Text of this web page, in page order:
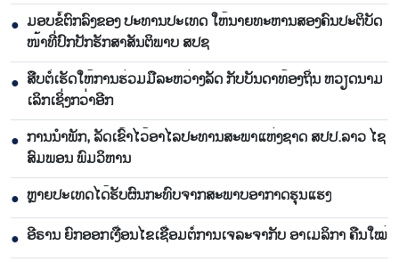
● ມອບ​ຂໍ້​ຕົກ​ລົງ​ຂອງ​ ປະ​ທານ​ປະ​ເທດ ໃຫ້​ນາຍ​ທະ​ຫານ​ສອງ​ຄົນ​ປະ​ຕິ​ບັດ​
ໜ້າ​ທີ່​ປົກ​ປັກ​ຮັກ​ສາ​ສັນ​ຕິ​ພາບ ສ​ປ​ຊ
● ສືບ​ຕໍ່​ເຮັດ​ໃຫ້​ການ​ຮ່ວມມື​ລະ​ຫວ່າງ​ລັດ ກັບ​ບັນ​ດາ​ທ້ອງ​ຖິ່ນ ຫວຽດ​ນາມ
ເລິກ​ເຊິ່ງກວ່າ​ອີກ
● ການ​ນຳ​ພັກ​, ລັດ​ເຂົ້າ​ໄວ້​ອາ​ໄລ​ປະ​ທານ​ສະ​ພາ​ແຫ່ງ​ຊາດ ສ​ປ​ປ.ລາວ ໄຊ​
ສົມ​ພອນ ພົມ​ວິ​ຫານ
● ຫຼາຍປະເທດໄດ້ຮັບຜົນກະທົບຈາກສະພາບອາກາດຮຸນແຮງ
● ອີຣານ ຍົກອອກເງື່ອນໄຂເຊື່ອມຕໍ່ການເຈລະຈາກັບ ອາເມລິກາ ຄືນໃໝ່